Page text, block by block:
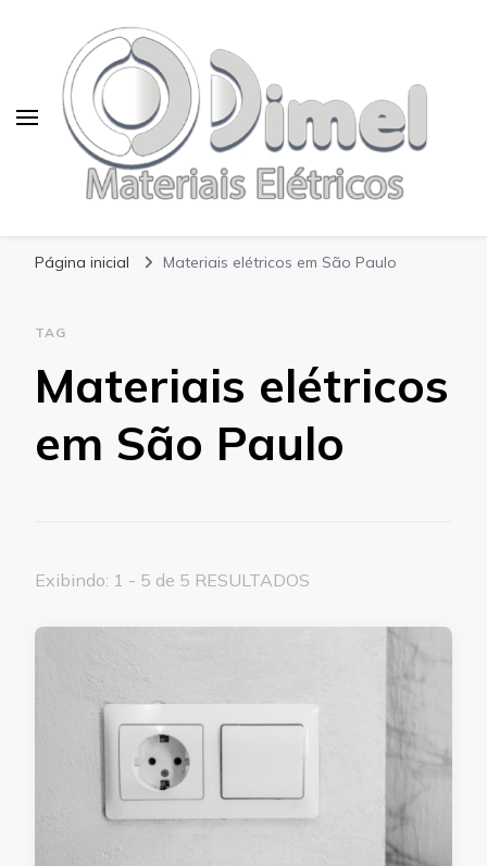
Página inicial Materiais elétricos em São Paulo
TAG
Materiais elétricos
em São Paulo
Exibindo: 1 - 5 de 5 RESULTADOS